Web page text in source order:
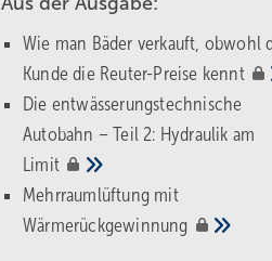
Wie man Bäder verkauft, obwohl
Kunde die Reuter-Preise kennt
Die entwässerungstechnische
Autobahn – Teil 2: Hydraulik am
Limit
Mehrraumlüftung mit
Wärmerückgewinnung